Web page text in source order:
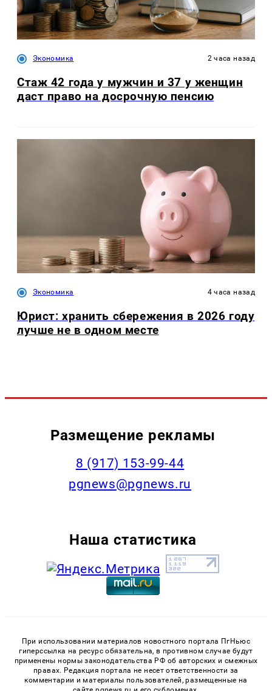
Экономика 2 часа назад
Стаж 42 года у мужчин и 37 у женщин
даст право на досрочную пенсию
Экономика 4 часа назад
Юрист: хранить сбережения в 2026 году
лучше не в одном месте
Размещение рекламы
‭8 (917) 153-99-44
pgnews@pgnews.ru
Наша статистика
При использовании материалов новостного портала ПгНьюс
гиперссылка на ресурс обязательна, в противном случае будут
применены нормы законодательства РФ об авторских и смежных
правах. Редакция портала не несет ответственности за
комментарии и материалы пользователей, размещенные на